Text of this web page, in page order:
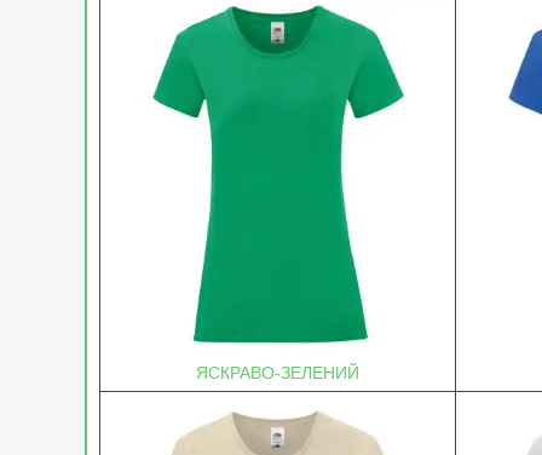
ЯСКРАВО-ЗЕЛЕНИЙ